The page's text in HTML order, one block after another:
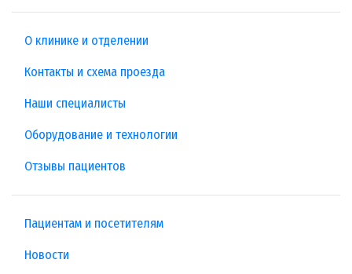
О клинике и отделении
Контакты и схема проезда
Наши специалисты
Оборудование и технологии
Отзывы пациентов
Пациентам и посетителям
Новости